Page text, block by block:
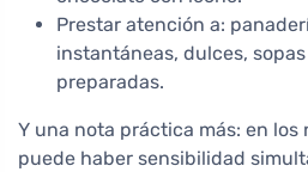
Prestar atención a:
instantáneas, dulces,
preparadas.
Y una nota práctica más: en los
puede haber sensibilidad